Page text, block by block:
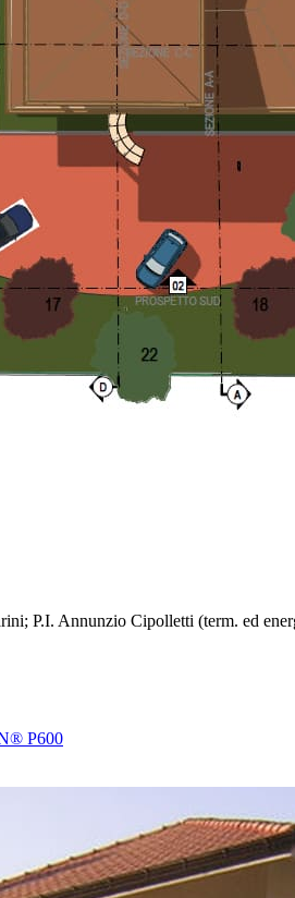
P.I. Annunzio Cipolletti (term. ed
P600